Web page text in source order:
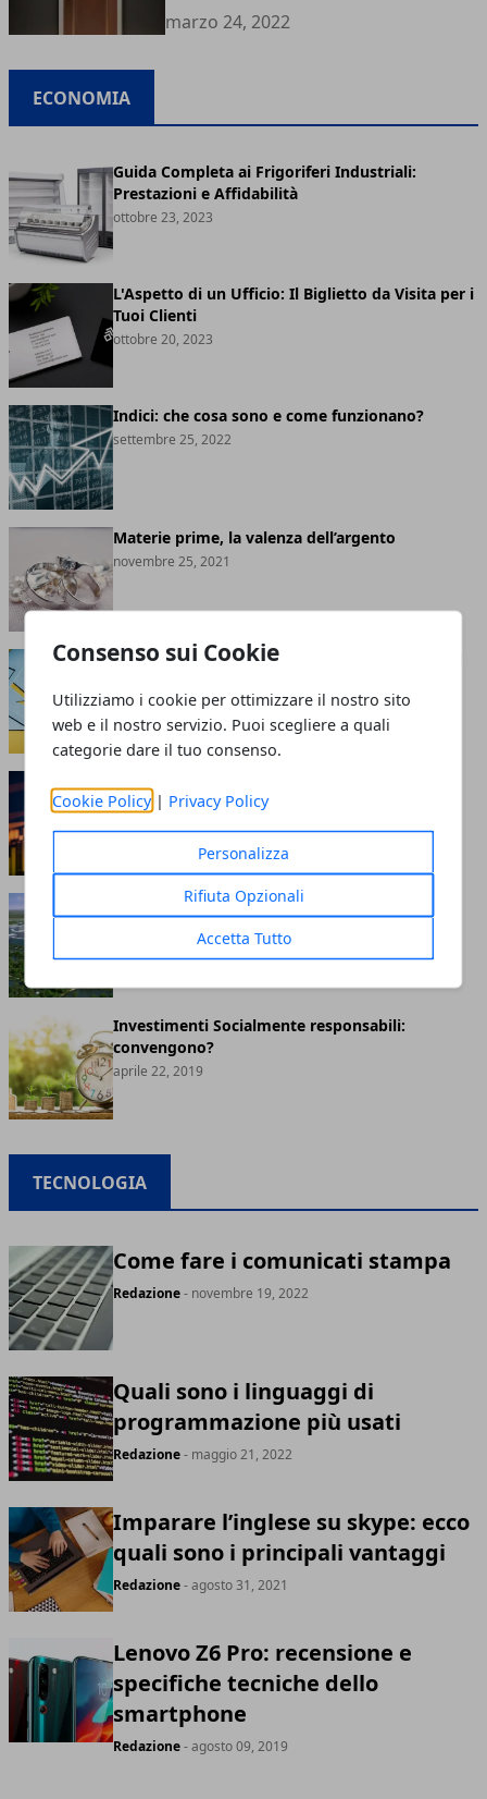
Consenso sui Cookie
Utilizziamo i cookie per ottimizzare il nostro sito
web e il nostro servizio. Puoi scegliere a quali
categorie dare il tuo consenso.
Cookie Policy | Privacy Policy
Personalizza
Rifiuta Opzionali
Accetta Tutto
marzo 24, 2022
ECONOMIA
Guida Completa ai Frigoriferi Industriali:
Prestazioni e Affidabilità
ottobre 23, 2023
L'Aspetto di un Ufficio: Il Biglietto da Visita per i
Tuoi Clienti
ottobre 20, 2023
Indici: che cosa sono e come funzionano?
settembre 25, 2022
Materie prime, la valenza dell’argento
novembre 25, 2021
I settori più colpiti dalla crisi causata dal Covid
online?
ottobre 23, 2019
Che cos'è il Venus Project e come
funzionerebbe?
agosto 10, 2019
Investimenti Socialmente responsabili:
convengono?
aprile 22, 2019
TECNOLOGIA
Come fare i comunicati stampa
Redazione- novembre 19, 2022
Quali sono i linguaggi di
programmazione più usati
Redazione- maggio 21, 2022
Imparare l’inglese su skype: ecco
quali sono i principali vantaggi
Redazione- agosto 31, 2021
Lenovo Z6 Pro: recensione e
specifiche tecniche dello
smartphone
Redazione- agosto 09, 2019